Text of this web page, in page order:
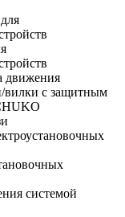
движения
вилки с защитным
системой